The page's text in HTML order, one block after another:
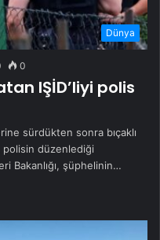
Dünya
0
IŞİD’liyi polis
sürdükten sonra bıçaklı
polisin düzenlediği
Bakanlığı, şüphelinin…